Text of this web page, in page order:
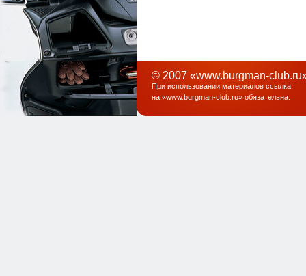
© 2007 «www.burgman-
При использовании материалов ссылка
на «www.burgman-club.ru» обязательна